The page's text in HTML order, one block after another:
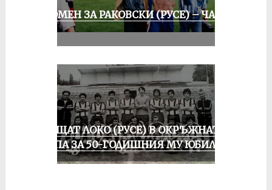
СПОМЕН ЗА РАКОВСКИ (РУСЕ) – ЧАСТ
ПРАЩАТ ЛОКО (РУСЕ) В ОКРЪЖНАТА
ГРУПА ЗА 50-ГОДИШНИЯ МУ ЮБИЛЕЙ